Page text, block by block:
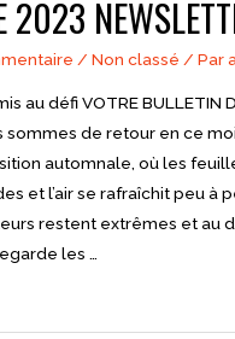
2023
/Non classé / Par
au défi VOTRE BULLETIN
sommes de retour en ce
automnale, où les
et l’air se rafraîchit peu à
restent extrêmes et au
les …